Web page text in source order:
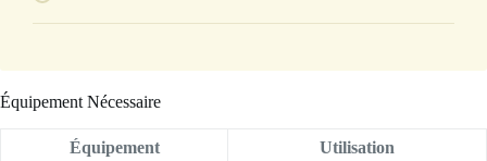
Équipement Nécessaire
Équipement Utilisation